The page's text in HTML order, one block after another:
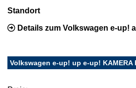
Standort
Details zum Volkswagen e-up!
Volkswagen e-up! up e-up! KAMERA